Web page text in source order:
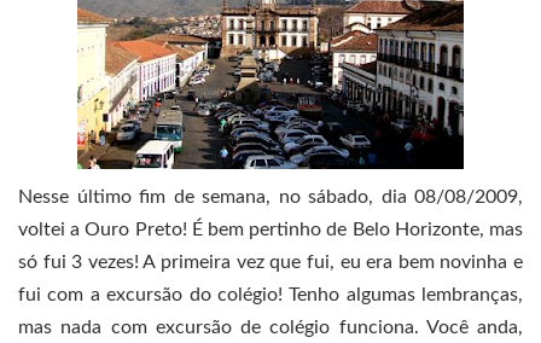
Nesse último fim de semana, no sábado, dia 08/08/2009,
voltei a Ouro Preto! É bem pertinho de Belo Horizonte, mas
só fui 3 vezes! A primeira vez que fui, eu era bem novinha e
fui com a excursão do colégio! Tenho algumas lembranças,
mas nada com excursão de colégio funciona. Você anda,